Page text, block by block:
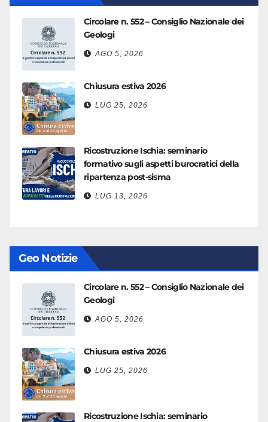
Circolare n. 552 – Consiglio Nazionale dei
Geologi
AGO 5, 2026
Chiusura estiva 2026
LUG 25, 2026
Ricostruzione Ischia: seminario
formativo sugli aspetti burocratici della
ripartenza post-sisma
LUG 13, 2026
Geo Notizie
Circolare n. 552 – Consiglio Nazionale dei
Geologi
AGO 5, 2026
Chiusura estiva 2026
LUG 25, 2026
Ricostruzione Ischia: seminario